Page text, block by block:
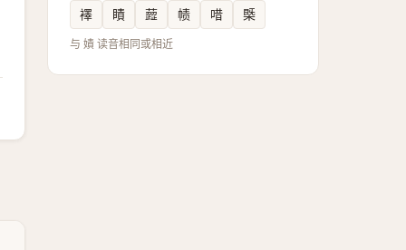
襗
瞔 䔼 帻 唶 㮣
与 嫧 读音相同或相近